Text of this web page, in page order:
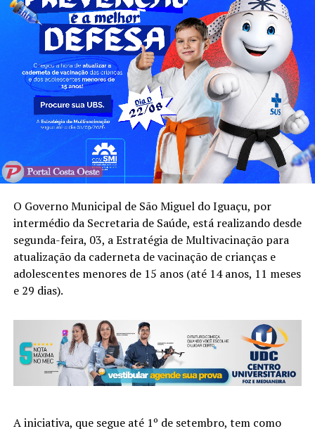
O Governo Municipal de São Miguel do Iguaçu, por
intermédio da Secretaria de Saúde, está realizando desde
segunda-feira, 03, a Estratégia de Multivacinação para
atualização da caderneta de vacinação de crianças e
adolescentes menores de 15 anos (até 14 anos, 11 meses
e 29 dias).
A iniciativa, que segue até 1º de setembro, tem como